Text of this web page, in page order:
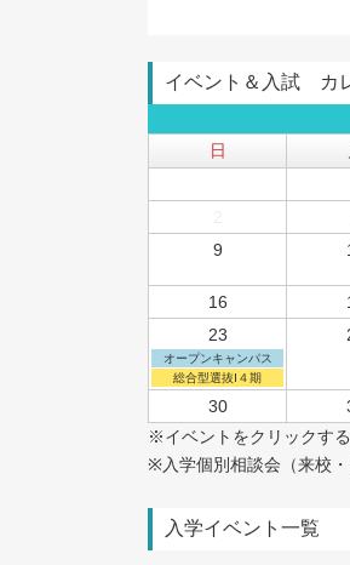
イベント＆入試 カ
日
9
16
23
オープンキャンパス
総合型選抜Ⅰ４期
30
※イベントをクリックす
※入学個別相談会（来校
入学イベント一覧